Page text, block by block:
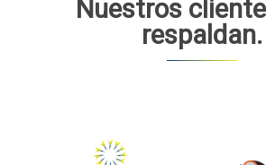
Nuestros
respaldan.